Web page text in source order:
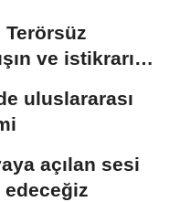
Terörsüz
ve istikrarın
uluslararası
açılan sesi